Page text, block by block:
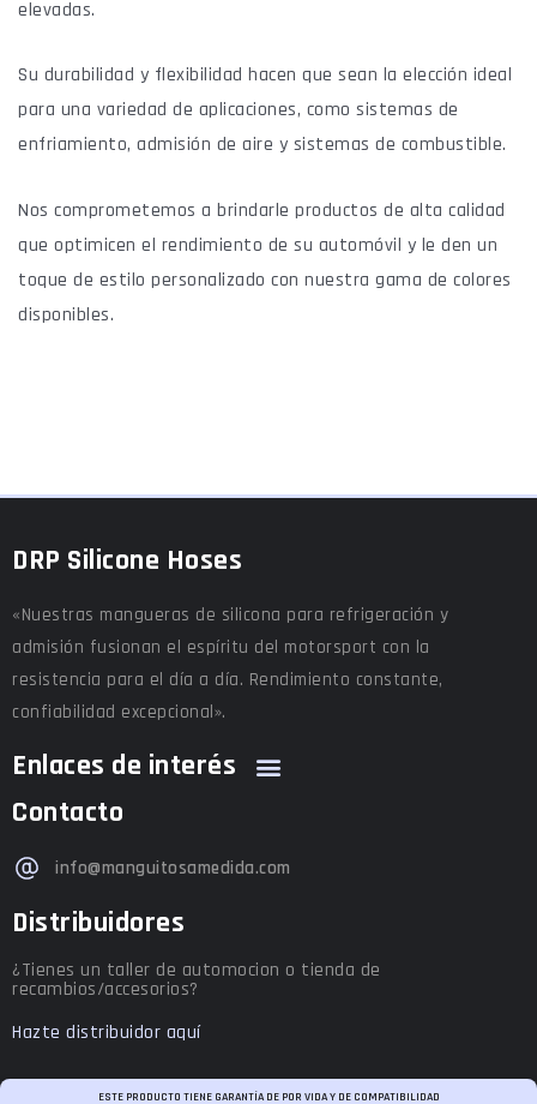
elevadas.
Su durabilidad y flexibilidad hacen que sean la elección ideal
para una variedad de aplicaciones, como sistemas de
enfriamiento, admisión de aire y sistemas de combustible.
Nos comprometemos a brindarle productos de alta calidad
que optimicen el rendimiento de su automóvil y le den un
toque de estilo personalizado con nuestra gama de colores
disponibles.
DRP Silicone Hoses
«Nuestras mangueras de silicona para refrigeración y
admisión fusionan el espíritu del motorsport con la
resistencia para el día a día. Rendimiento constante,
confiabilidad excepcional».
Enlaces de interés
Contacto
info@manguitosamedida.com
Distribuidores
¿Tienes un taller de automocion o tienda de
recambios/accesorios?
Hazte distribuidor aquí
ESTE PRODUCTO TIENE GARANTÍA DE POR VIDA Y DE COMPATIBILIDAD